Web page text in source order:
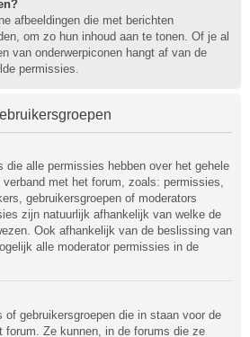
afbeeldingen die met berichten
om zo hun inhoud aan te tonen. Of je al
van onderwerpiconen hangt af van de
permissies.
die alle permissies hebben over het gehele
met het forum, zoals: permissies,
gebruikersgroepen of moderators
zijn natuurlijk afhankelijk van welke de
Ook afhankelijk van de beslissing van
alle moderator permissies in de
of gebruikersgroepen die in staan voor de
forum. Ze kunnen, in de forums die ze